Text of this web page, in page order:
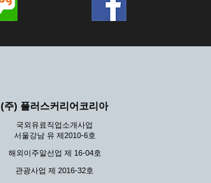
(주) 플러스커리어코리아
국외유료직업소개사업
서울강남 유 제2010-6호
해외이주알선업 제 16-04호
관광사업 제 2016-32호